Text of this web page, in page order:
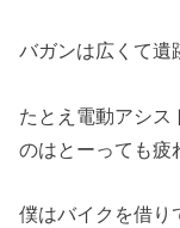
バガンは広くて遺
たとえ電動アシス
のはとーっても疲
僕はバイクを借り